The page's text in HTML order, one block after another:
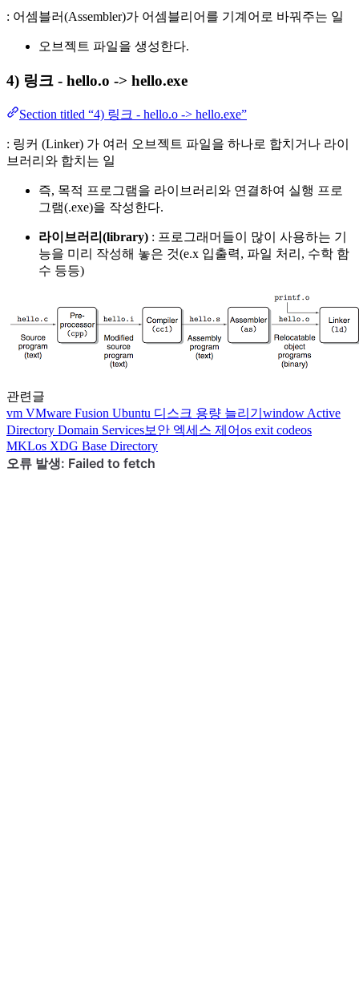
: 어셈블러(Assembler)가 어셈블리어를 기계어로 바꿔주는 일
오브젝트 파일을 생성한다.
4) 링크 - hello.o -> hello.exe
Section titled “4) 링크 - hello.o -> hello.exe”
: 링커 (Linker) 가 여러 오브젝트 파일을 하나로 합치거나 라이
브러리와 합치는 일
즉, 목적 프로그램을 라이브러리와 연결하여 실행 프로
그램(.exe)을 작성한다.
라이브러리(library) : 프로그래머들이 많이 사용하는 기
능을 미리 작성해 놓은 것(e.x 입출력, 파일 처리, 수학 함
수 등등)
관련글
vm VMware Fusion Ubuntu 디스크 용량 늘리기 windowActive
Directory Domain Services보안 엑세스 제어os exit codeos
MKLos XDG Base Directory